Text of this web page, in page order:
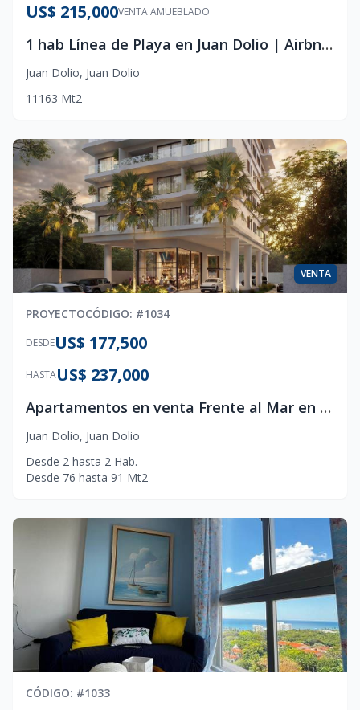
VENTA AMUEBLADO
US$ 215,000
1 hab Línea de Playa en Juan Dolio | Airbnb Ready | US$215,000
Juan Dolio, Juan Dolio
1 1 163 Mt2
VENTA
PROYECTOCÓDIGO: #1034
DESDEUS$ 177,500
HASTAUS$ 237,000
Apartamentos en venta Frente al Mar en Juan Dolio
Juan Dolio, Juan Dolio
Desde 2 hasta 2 Hab.
Desde 76 hasta 91 Mt2
CÓDIGO: #1033